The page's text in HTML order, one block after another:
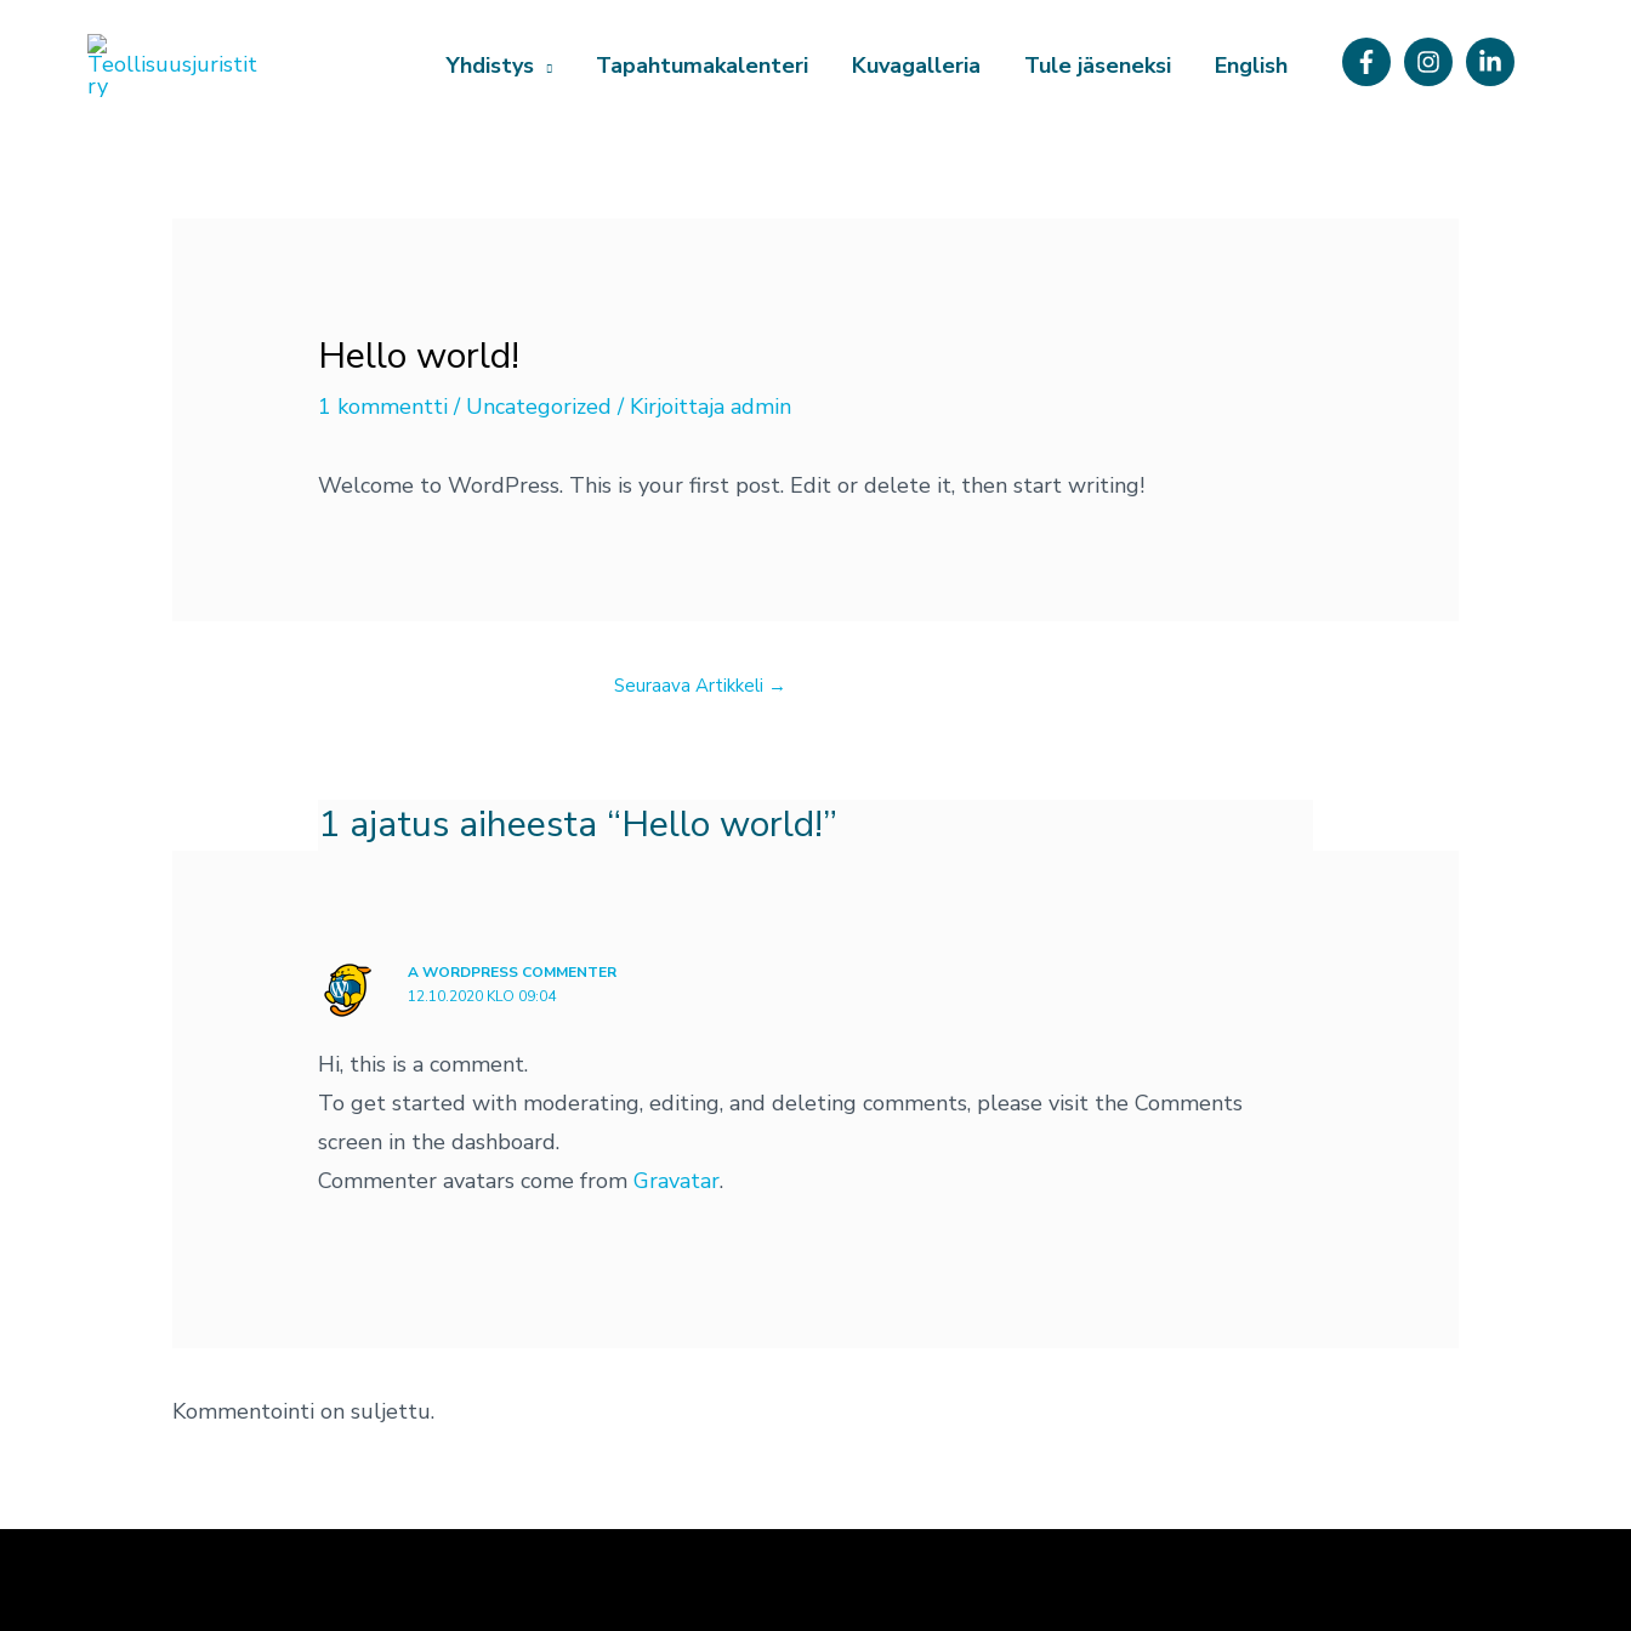
Yhdistys Tapahtumakalenteri Kuvagalleria Tule jäseneksi English
Hello world!
1 kommentti / Uncategorized / Kirjoittajaadmin
Welcome to WordPress. This is your first post. Edit or delete it, then start writing!
Seuraava Artikkeli →
1 ajatus aiheesta “Hello world!”
A WORDPRESS COMMENTER
12.10.2020 KLO 09:04
Hi, this is a comment.
To get started with moderating, editing, and deleting comments, please visit the Comments
screen in the dashboard.
Commenter avatars come fromGravatar.
Kommentointi on suljettu.